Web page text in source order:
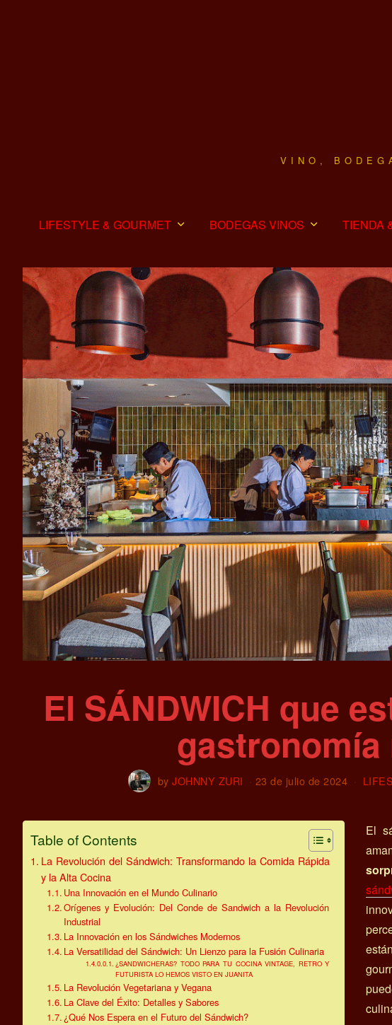
VINO,
LIFESTYLE & GOURMET BODEGAS VINOS TIENDA
El SÁNDWICH que
gastronomía
byJOHNNY ZURI 23 de julio de 2024
Table of Contents
La Revolución del Sándwich: Transformando la Comida Rápida
y la Alta Cocina
Una Innovación en el Mundo Culinario
Orígenes y Evolución: Del Conde de Sandwich a la Revolución
Industrial
La Innovación en los Sándwiches Modernos
La Versatilidad del Sándwich: Un Lienzo para la Fusión Culinaria
¿SANDWICHERAS? TODO PARA TU COCINA VINTAGE, RETRO Y
FUTURISTA LO HEMOS VISTO EN JUANITA
La Revolución Vegetariana y Vegana
La Clave del Éxito: Detalles y Sabores
¿Qué Nos Espera en el Futuro del Sándwich?
El